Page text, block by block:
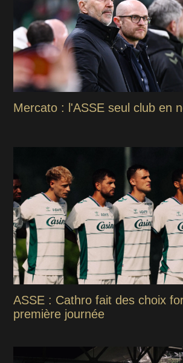
Mercato : l'ASSE seul club en
ASSE : Cathro fait des choix
première journée